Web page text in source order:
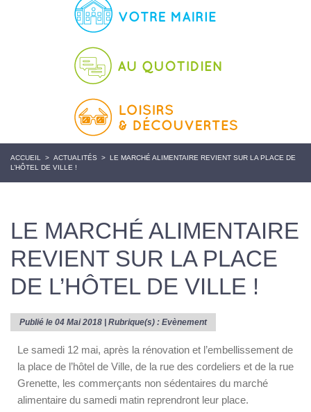
ACCUEIL > ACTUALITÉS > LE MARCHÉ ALIMENTAIRE REVIENT SUR LA PLACE DE
L’HÔTEL DE VILLE !
LE MARCHÉ ALIMENTAIRE
REVIENT SUR LA PLACE
DE L’HÔTEL DE VILLE !
Publié le 04 Mai 2018 | Rubrique(s) : Evènement
Le samedi 12 mai, après la rénovation et l’embellissement de
la place de l’hôtel de Ville, de la rue des cordeliers et de la rue
Grenette, les commerçants non sédentaires du marché
alimentaire du samedi matin reprendront leur place.